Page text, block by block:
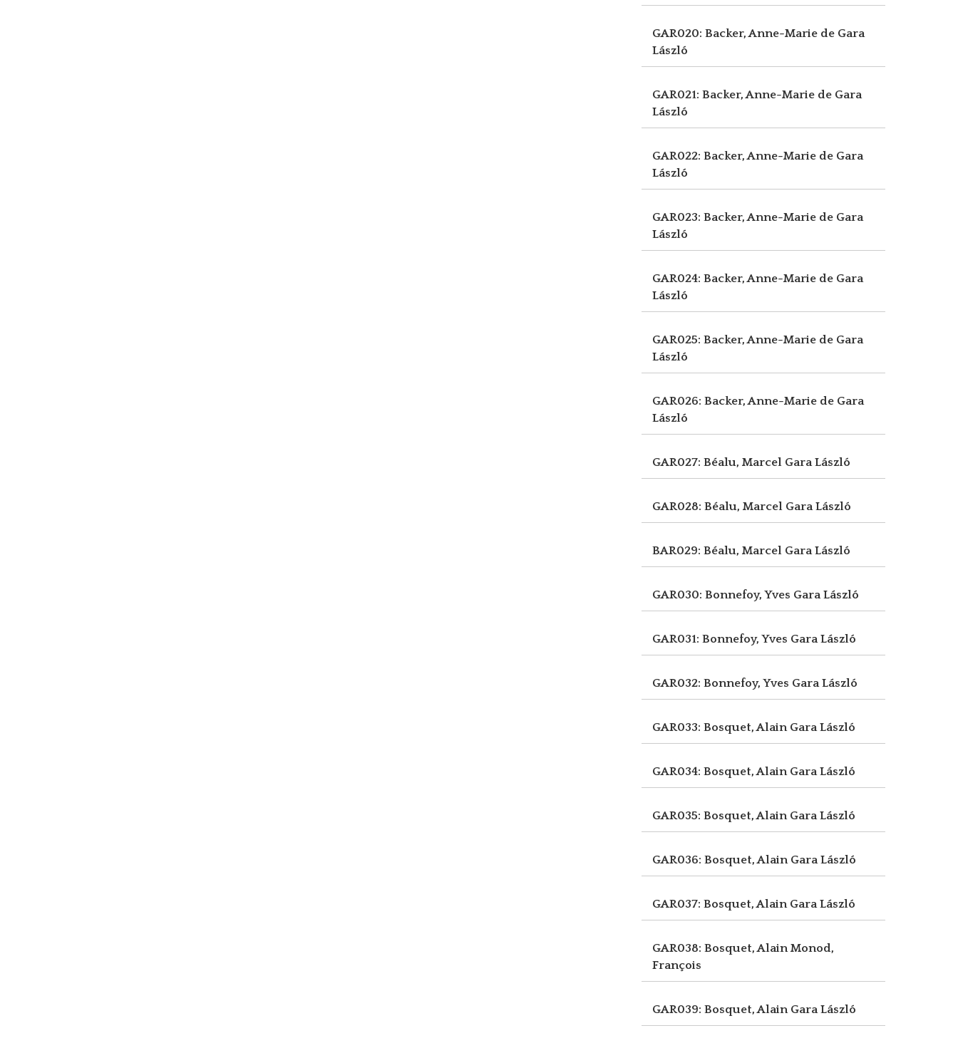
GAR020: Backer, Anne-Marie de Gara
László
GAR021: Backer, Anne-Marie de Gara
László
GAR022: Backer, Anne-Marie de Gara
László
GAR023: Backer, Anne-Marie de Gara
László
GAR024: Backer, Anne-Marie de Gara
László
GAR025: Backer, Anne-Marie de Gara
László
GAR026: Backer, Anne-Marie de Gara
László
GAR027: Béalu, Marcel Gara László
GAR028: Béalu, Marcel Gara László
BAR029: Béalu, Marcel Gara László
GAR030: Bonnefoy, Yves Gara László
GAR031: Bonnefoy, Yves Gara László
GAR032: Bonnefoy, Yves Gara László
GAR033: Bosquet, Alain Gara László
GAR034: Bosquet, Alain Gara László
GAR035: Bosquet, Alain Gara László
GAR036: Bosquet, Alain Gara László
GAR037: Bosquet, Alain Gara László
GAR038: Bosquet, AlainMonod,
François
GAR039: Bosquet, Alain Gara László